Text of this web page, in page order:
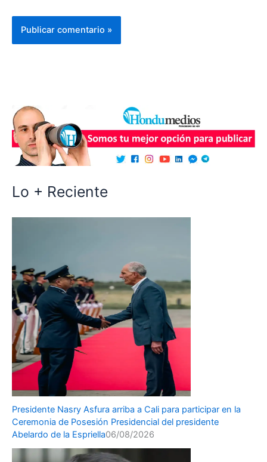
Lo + Reciente
Presidente Nasry Asfura arriba a Cali para participar en la
Ceremonia de Posesión Presidencial del presidente
Abelardo de la Espriella06/08/2026